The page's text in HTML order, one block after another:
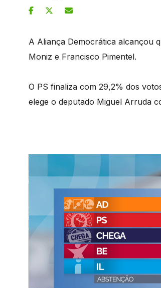
A Aliança Democrática alcançou
Moniz e Francisco Pimentel.
O PS finaliza com 29,2% dos
elege o deputado Miguel Arruda